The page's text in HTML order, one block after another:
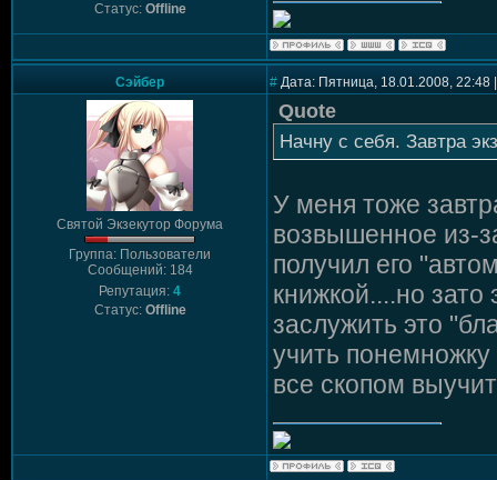
Статус: Offline
Сэйбер # Дата: Пятница, 18.01.2008,
Святой Экзекутор Форума
Группа: Пользователи
Сообщений: 184
Репутация: 4
Статус: Offline
Quote
Начну с себя. Завтра
У меня тоже
возвышенное из-
получил его
книжкой....но зато
заслужить это
учить понемножку
все скопом